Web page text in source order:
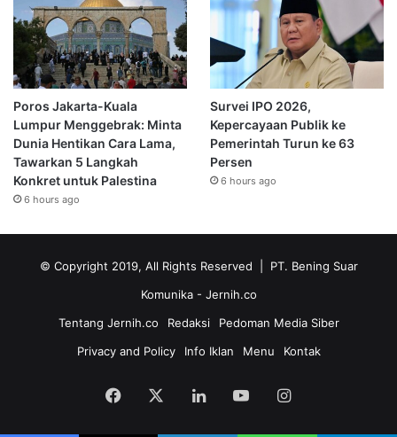
Poros Jakarta-Kuala
Lumpur Menggebrak: Minta
Dunia Hentikan Cara Lama,
Tawarkan 5 Langkah
Konkret untuk Palestina
6 hours ago
Survei IPO 2026,
Kepercayaan Publik ke
Pemerintah Turun ke 63
Persen
6 hours ago
© Copyright 2019, All Rights Reserved | PT. Bening Suar
Komunika - Jernih.co
Tentang Jernih.co
Redaksi
Pedoman Media Siber
Privacy and Policy
Info Iklan Menu Kontak
Facebook LinkedInYouTubeInstagram